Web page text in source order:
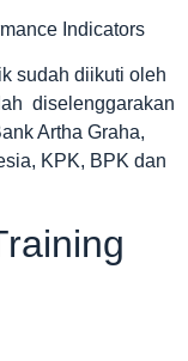
Indicators
sudah diikuti oleh
diselenggarakan
Artha Graha,
KPK, BPK dan